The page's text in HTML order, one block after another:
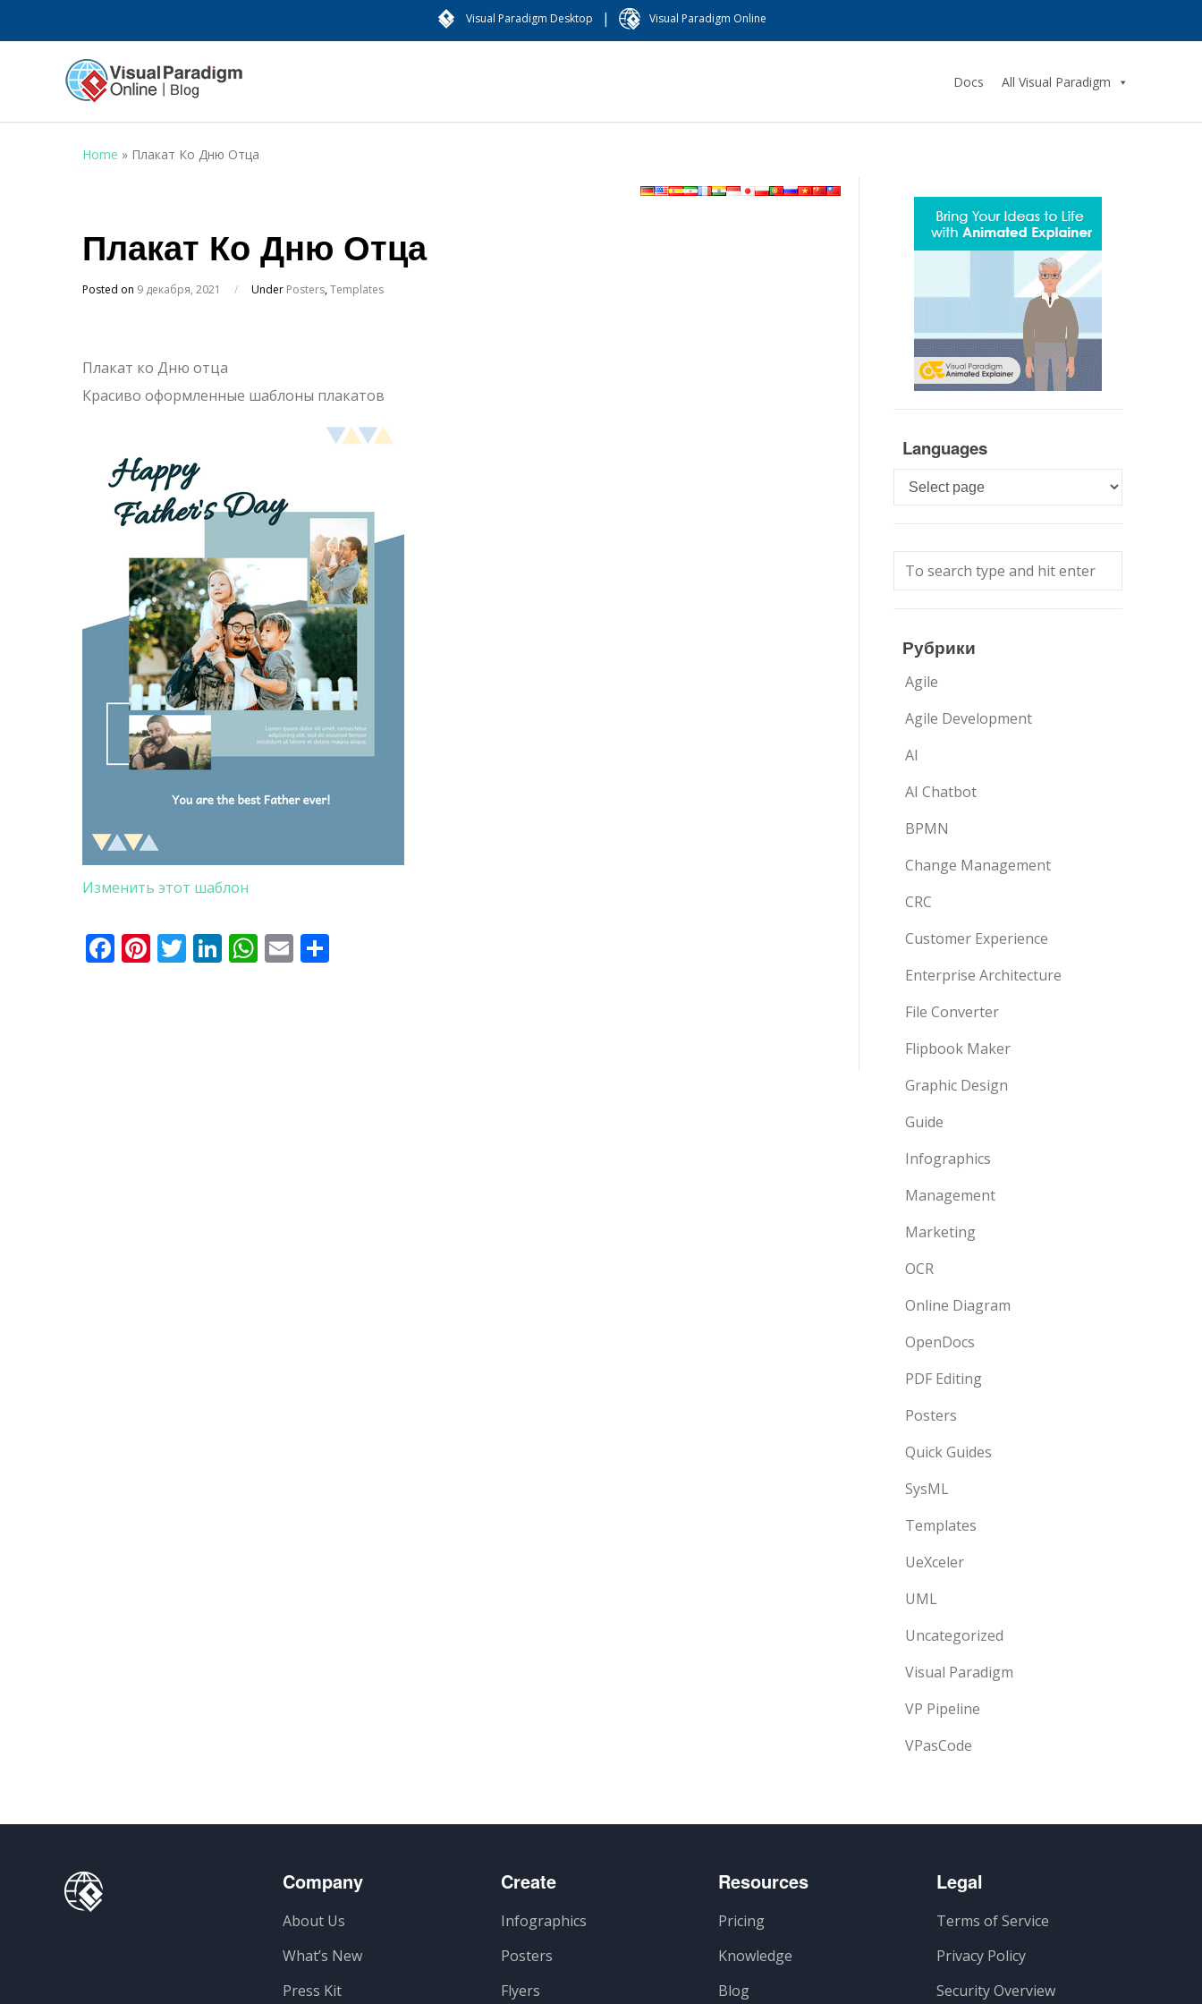
Visual Paradigm Desktop | Visual Paradigm Online
Docs All Visual Paradigm
Home » Плакат Ко Дню Отца
Плакат Ко Дню Отца
Posted on 9 декабря, 2021 / Under Posters,Templates
Плакат ко Дню отца
Красиво оформленные шаблоны плакатов
Изменить этот шаблон
Facebook
Pinterest
Twitter
LinkedIn
WhatsApp
Email
Languages
Languages
Рубрики
Agile
Agile Development
AI
AI Chatbot
BPMN
Change Management
CRC
Customer Experience
Enterprise Architecture
File Converter
Flipbook Maker
Graphic Design
Guide
Infographics
Management
Marketing
OCR
Online Diagram
OpenDocs
PDF Editing
Posters
Quick Guides
SysML
Templates
UeXceler
UML
Uncategorized
Visual Paradigm
VP Pipeline
VPasCode
Company
About Us
What’s New
Press Kit
Create
Infographics
Posters
Flyers
Resources
Pricing
Knowledge
Blog
Legal
Terms of Service
Privacy Policy
Security Overview